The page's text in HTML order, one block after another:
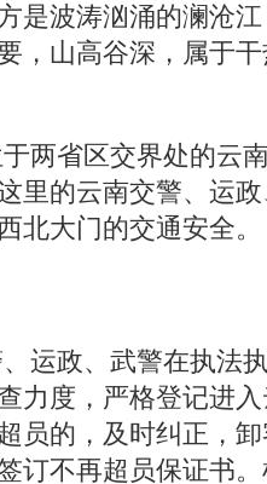
是波涛汹涌的澜沧
，山高谷深，属于
两省区交界处的云
里的云南交警、运
北大门的交通安全。
运政、武警在执法
力度，严格登记进
员的，及时纠正，
订不再超员保证书